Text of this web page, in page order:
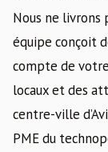
Nous ne livrons
équipe conçoit
compte de
locaux et des
centre-ville
PME du